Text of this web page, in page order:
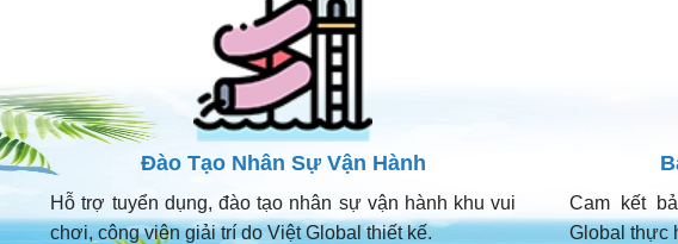
Đào Tạo Nhân Sự Vận Hành
Hỗ trợ tuyển dụng, đào tạo nhân sự vận hành khu vui
chơi, công viên giải trí do Việt Global thiết kế.
Cam kết
Global thực